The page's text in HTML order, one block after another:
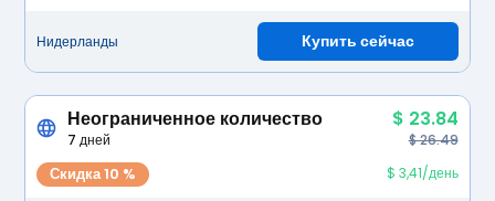
Нидерланды Купить сейчас
Неограниченное количество $ 23.84
7 дней $ 26.49
Скидка 10 % $ 3,41/день